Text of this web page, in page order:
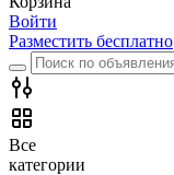
Войти
Разместить бесплатно
Все
категории